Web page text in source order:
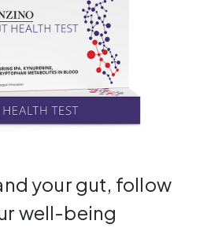
your gut, follow
well-being